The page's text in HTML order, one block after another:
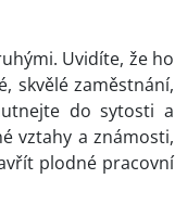
Uvidíte, že ho
skvělé zaměstnání,
do sytosti a
vztahy a známosti,
plodné pracovní